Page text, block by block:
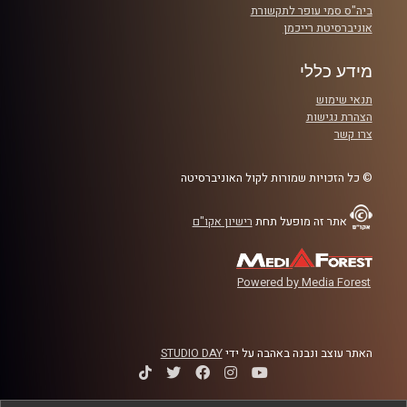
ביה"ס סמי עופר לתקשורת
אוניברסיטת רייכמן
מידע כללי
תנאי שימוש
הצהרת נגישות
צרו קשר
© כל הזכויות שמורות לקול האוניברסיטה
אתר זה מופעל תחת רישיון אקו"ם
Powered by Media Forest
האתר עוצב ונבנה באהבה על ידיSTUDIO DAY